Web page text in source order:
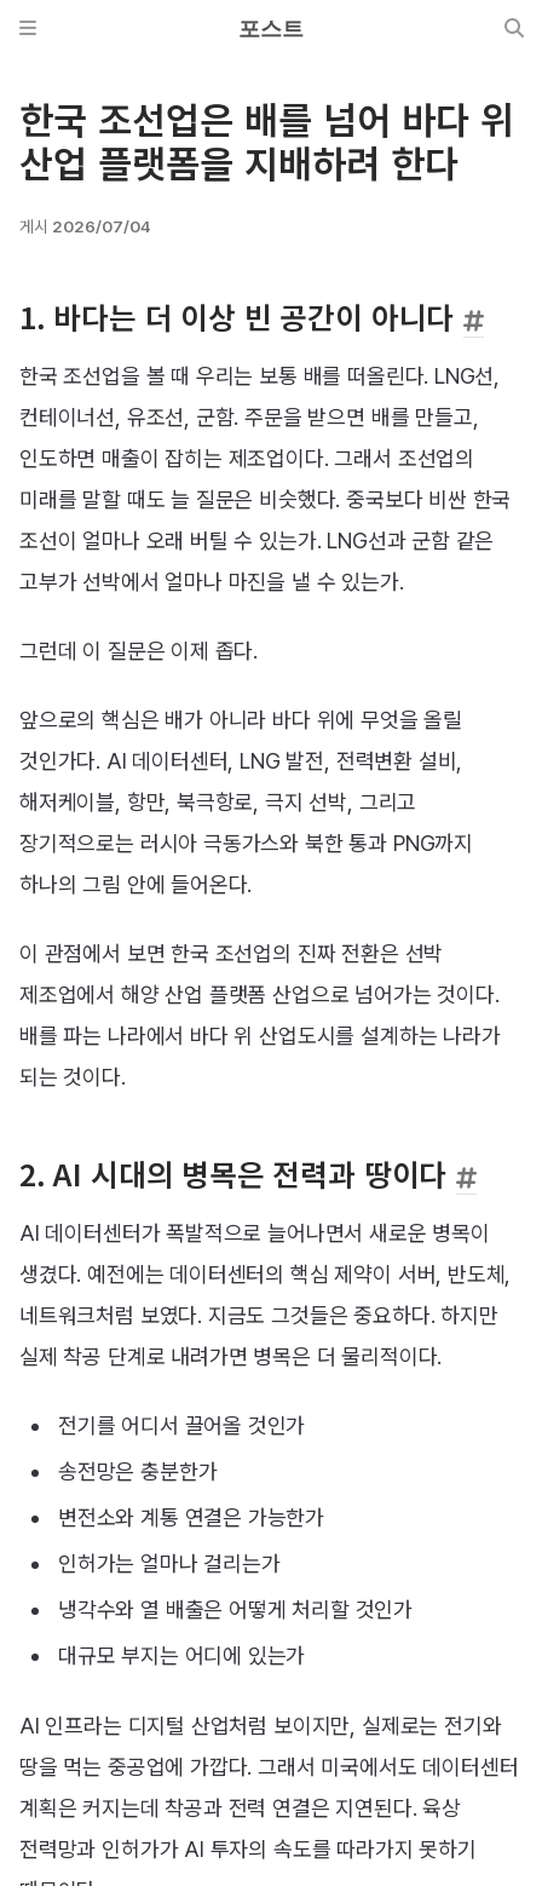
포스트
한국 조선업은 배를 넘어 바다 위
산업 플랫폼을 지배하려 한다
게시 2026/07/04
1. 바다는 더 이상 빈 공간이 아니다
한국 조선업을 볼 때 우리는 보통 배를 떠올린다. LNG선,
컨테이너선, 유조선, 군함. 주문을 받으면 배를 만들고,
인도하면 매출이 잡히는 제조업이다. 그래서 조선업의
미래를 말할 때도 늘 질문은 비슷했다. 중국보다 비싼 한국
조선이 얼마나 오래 버틸 수 있는가. LNG선과 군함 같은
고부가 선박에서 얼마나 마진을 낼 수 있는가.
그런데 이 질문은 이제 좁다.
앞으로의 핵심은 배가 아니라 바다 위에 무엇을 올릴
것인가다. AI 데이터센터, LNG 발전, 전력변환 설비,
해저케이블, 항만, 북극항로, 극지 선박, 그리고
장기적으로는 러시아 극동가스와 북한 통과 PNG까지
하나의 그림 안에 들어온다.
이 관점에서 보면 한국 조선업의 진짜 전환은 선박
제조업에서 해양 산업 플랫폼 산업으로 넘어가는 것이다.
배를 파는 나라에서 바다 위 산업도시를 설계하는 나라가
되는 것이다.
2. AI 시대의 병목은 전력과 땅이다
AI 데이터센터가 폭발적으로 늘어나면서 새로운 병목이
생겼다. 예전에는 데이터센터의 핵심 제약이 서버, 반도체,
네트워크처럼 보였다. 지금도 그것들은 중요하다. 하지만
실제 착공 단계로 내려가면 병목은 더 물리적이다.
전기를 어디서 끌어올 것인가
송전망은 충분한가
변전소와 계통 연결은 가능한가
인허가는 얼마나 걸리는가
냉각수와 열 배출은 어떻게 처리할 것인가
대규모 부지는 어디에 있는가
AI 인프라는 디지털 산업처럼 보이지만, 실제로는 전기와
땅을 먹는 중공업에 가깝다. 그래서 미국에서도 데이터센터
계획은 커지는데 착공과 전력 연결은 지연된다. 육상
전력망과 인허가가 AI 투자의 속도를 따라가지 못하기